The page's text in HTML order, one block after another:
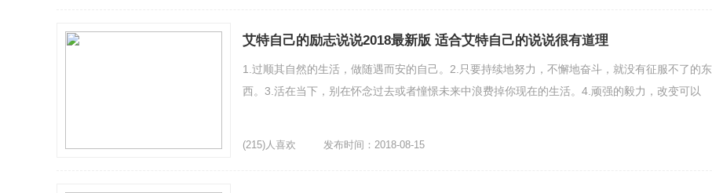
艾特自己的励志说说2018最新版 适合艾特自己的说说很有道理
1.过顺其自然的生活，做随遇而安的自己。2.只要持续地努力，不懈地奋斗，就没有征服不了的东
西。3.活在当下，别在怀念过去或者憧憬未来中浪费掉你现在的生活。4.顽强的毅力，改变可以
(215)人喜欢 发布时间：2018-08-15